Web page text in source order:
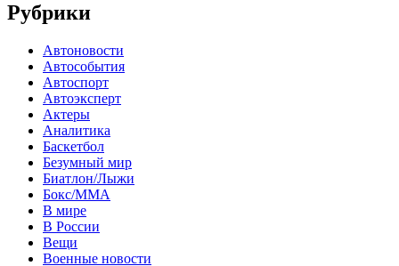
Рубрики
Автоновости
Автособытия
Автоспорт
Автоэксперт
Актеры
Аналитика
Баскетбол
Безумный мир
Биатлон/Лыжи
Бокс/MMA
В мире
В России
Вещи
Военные новости